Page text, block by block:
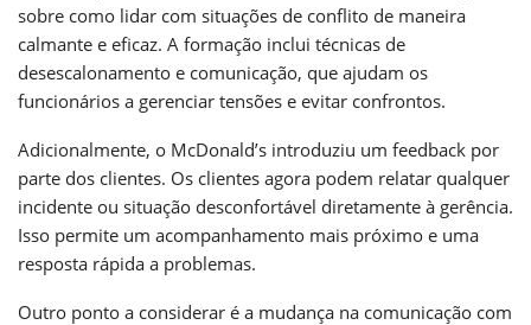
sobre como lidar com situações de conflito de maneira
calmante e eficaz. A formação inclui técnicas de
desescalonamento e comunicação, que ajudam os
funcionários a gerenciar tensões e evitar confrontos.
Adicionalmente, o McDonald’s introduziu um feedback por
parte dos clientes. Os clientes agora podem relatar qualquer
incidente ou situação desconfortável diretamente à gerência.
Isso permite um acompanhamento mais próximo e uma
resposta rápida a problemas.
Outro ponto a considerar é a mudança na comunicação com